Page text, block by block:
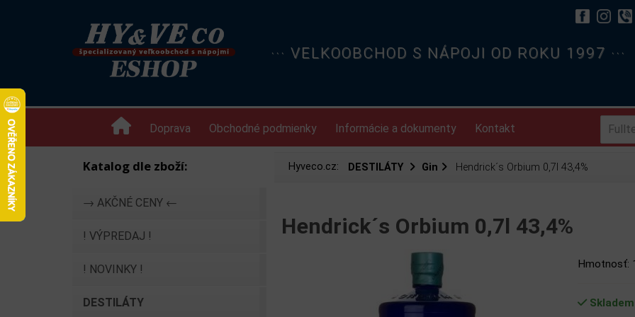
··· VELKOOBCHOD S NÁPOJI OD ROKU 1997 ···
Doprava Obchodné podmienky Informácie a dokumenty Kontakt
Katalog dle zboží:
→ AKČNÉ CENY ←
! VÝPREDAJ !
! NOVINKY !
DESTILÁTY
Hyveco.cz: DESTILÁTY Gin Hendrick´s Orbium 0,7l 43,4%
Hendrick´s Orbium 0,7l 43,4%
Hmotnosť:
Skladem